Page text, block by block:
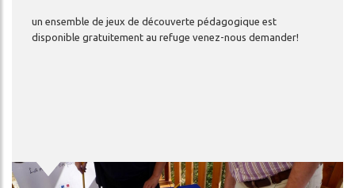
un ensemble de jeux de découverte pédagogique est
disponible gratuitement au refuge venez-nous demander!
Image